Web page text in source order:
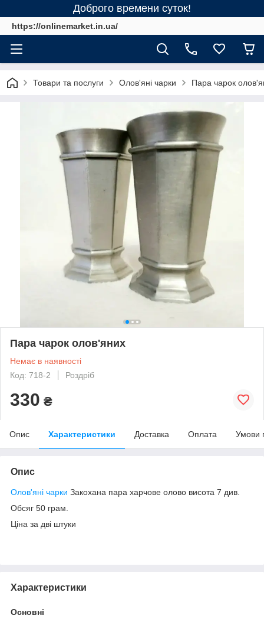
Доброго времени суток!
https://onlinemarket.in.ua/
Товари та послуги Олов'яні чарки Пара чарок
Пара чарок олов'яних
Немає в наявності
Код: 718-2
Роздріб
330 ₴
Опис Характеристики Доставка Оплата Умови
Опис
Олов'яні чарки Закохана пара харчове олово висота 7 див.
Обсяг 50 грам.
Ціна за дві штуки
Характеристики
Основні